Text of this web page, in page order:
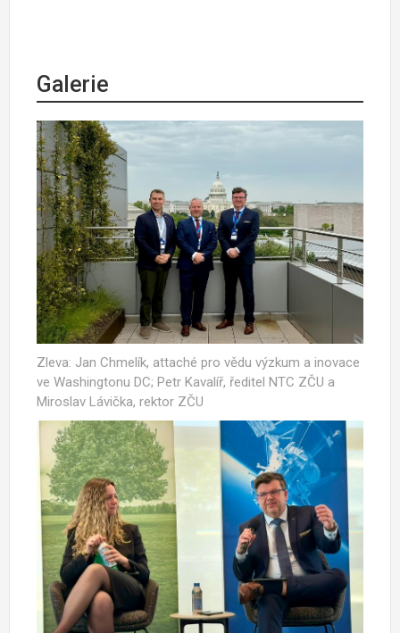
Galerie
Zleva: Jan Chmelík, attaché pro vědu výzkum a inovace
ve Washingtonu DC; Petr Kavalíř, ředitel NTC ZČU a
Miroslav Lávička, rektor ZČU